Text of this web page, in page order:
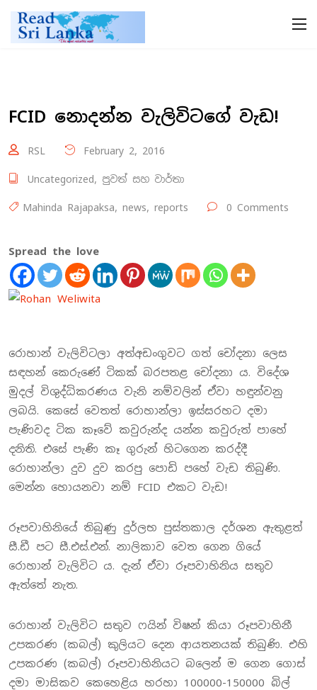
FCID නොදන්න වැලිවිටගේ වැඩ!
RSL February 2, 2016
Uncategorized, පුවත් සහ වාර්තා
Mahinda Rajapaksa, news, reports 0 Comments
Spread the love
රොහාන් වැලිවිටලා අත්අඩංගුවට ගත් චෝදනා ලෙස
සඳහන් කෙරුණේ ටිකක් බරපතළ චෝදනා ය. විදේශ
මුදල් විශුද්ධිකරණය වැනි නම්වලින් ඒවා හඳුන්වනු
ලබයි. කෙසේ වෙතත් රොහාන්ලා ඉස්සරහට දමා
පැණිවද ටික කෑවේ කවුරුන්ද යන්න කවුරුත් පාහේ
දනිති. එසේ පැණි කෑ ගුරුන් හිටගෙන කරද්දී
රොහාන්ලා දුව දුව කරපු පොඩි පහේ වැඩ තිබුණි.
මෙන්න හොයනවා නම් FCID එකට වැඩ!
රූපවාහිනියේ තිබුණු දුර්ලභ පුස්තකාල දර්ශන ඇතුළත්
සී.ඩී පට සී.එස්.එන්. නාලිකාව වෙත ගෙන ගියේ
රොහාන් වැලිවිට ය. දැන් ඒවා රූපවාහිනිය සතුව
ඇත්තේ නැත.
රොහාන් වැලිවිට සතුව ෆයින් විෂන් කියා රූපවාහිනී
උපකරණ (කබල්) කුලියට දෙන ආයතනයක් තිබුණි. එහි
උපකරණ (කබල්) රූපවාහිනියට බලෙන් ම ගෙන ගොස්
දමා මාසිකව කෙහෙළිය හරහා 100000-150000 බිල්